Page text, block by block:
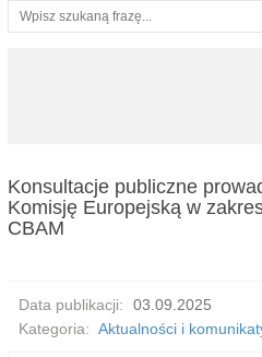
Wyszukiwarka
Konsultacje publiczne
Komisję Europejską w
CBAM
Data publikacji:
03.09.2025
Kategoria: Aktualności i